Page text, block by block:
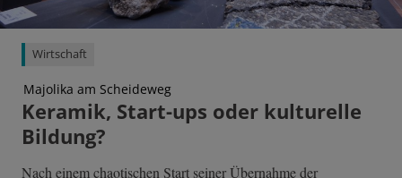
Wirtschaft
Majolika am Scheideweg
Keramik, Start-ups oder kulturelle
Bildung?
Nach einem chaotischen Start seiner Übernahme der